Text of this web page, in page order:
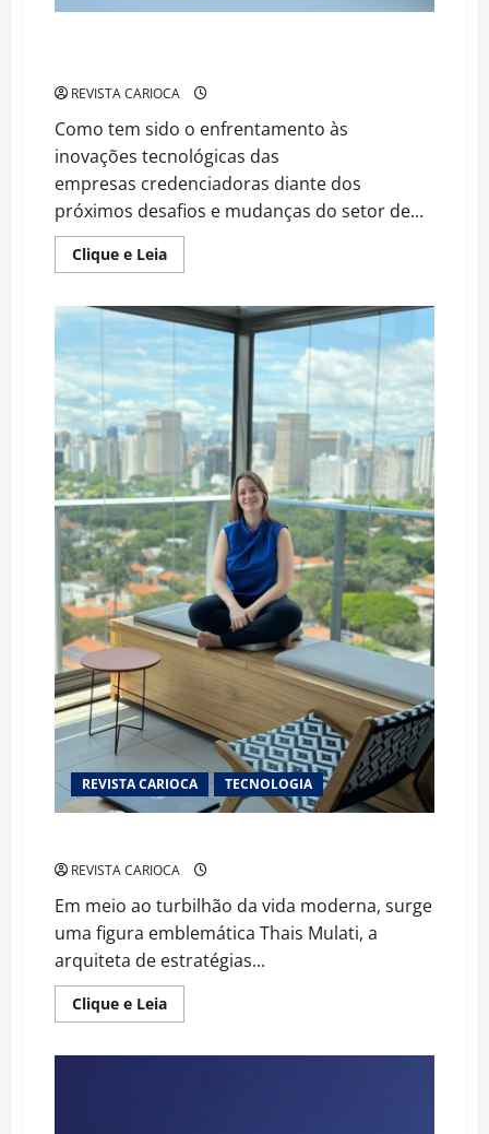
REVISTA CARIOCA
Como tem sido o enfrentamento às
inovações tecnológicas das
empresas credenciadoras diante dos
próximos desafios e mudanças do setor de...
Clique e LeiaRead
more
e
a
adaptação
aos
novos
cenários
de
inovações
tecnológicas
REVISTA CARIOCA TECNOLOGIA
REVISTA CARIOCA
Em meio ao turbilhão da vida moderna, surge
uma figura emblemática Thais Mulati, a
arquiteta de estratégias...
Clique e LeiaRead
more